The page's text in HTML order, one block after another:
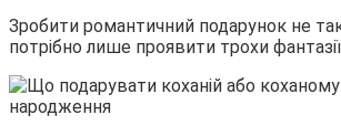
Зробити романтичний подарунок не
потрібно лише проявити трохи